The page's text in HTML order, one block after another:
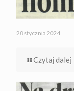
20 stycznia 2024
Czytaj dalej